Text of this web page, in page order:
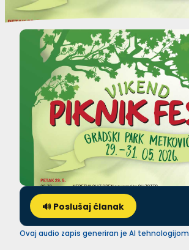
🔊 Poslušaj članak
Ovaj audio zapis generiran je AI tehnologijom